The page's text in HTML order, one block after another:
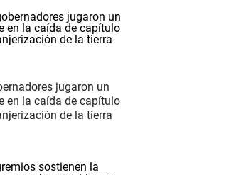
jugaron un
en la caída de capítulo
de la tierra